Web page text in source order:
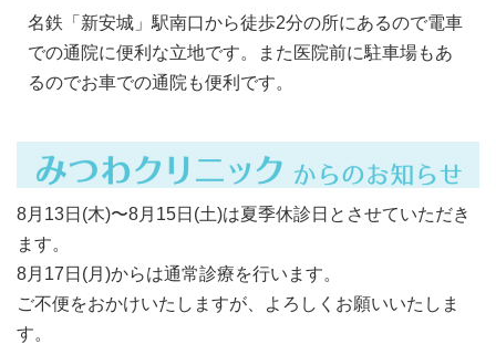
名鉄「新安城」駅南口から徒歩2分の所にあるので電車
での通院に便利な立地です。また医院前に駐車場もあ
るのでお車での通院も便利です。
8月13日(木)〜8月15日(土)は夏季休診日とさせていただき
ます。
8月17日(月)からは通常診療を行います。
ご不便をおかけいたしますが、よろしくお願いいたしま
す。